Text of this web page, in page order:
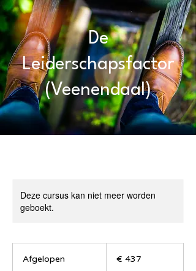
De
Leiderschapsfactor
(Veenendaal)
Deze cursus kan niet meer worden
geboekt.
Afgelopen € 437